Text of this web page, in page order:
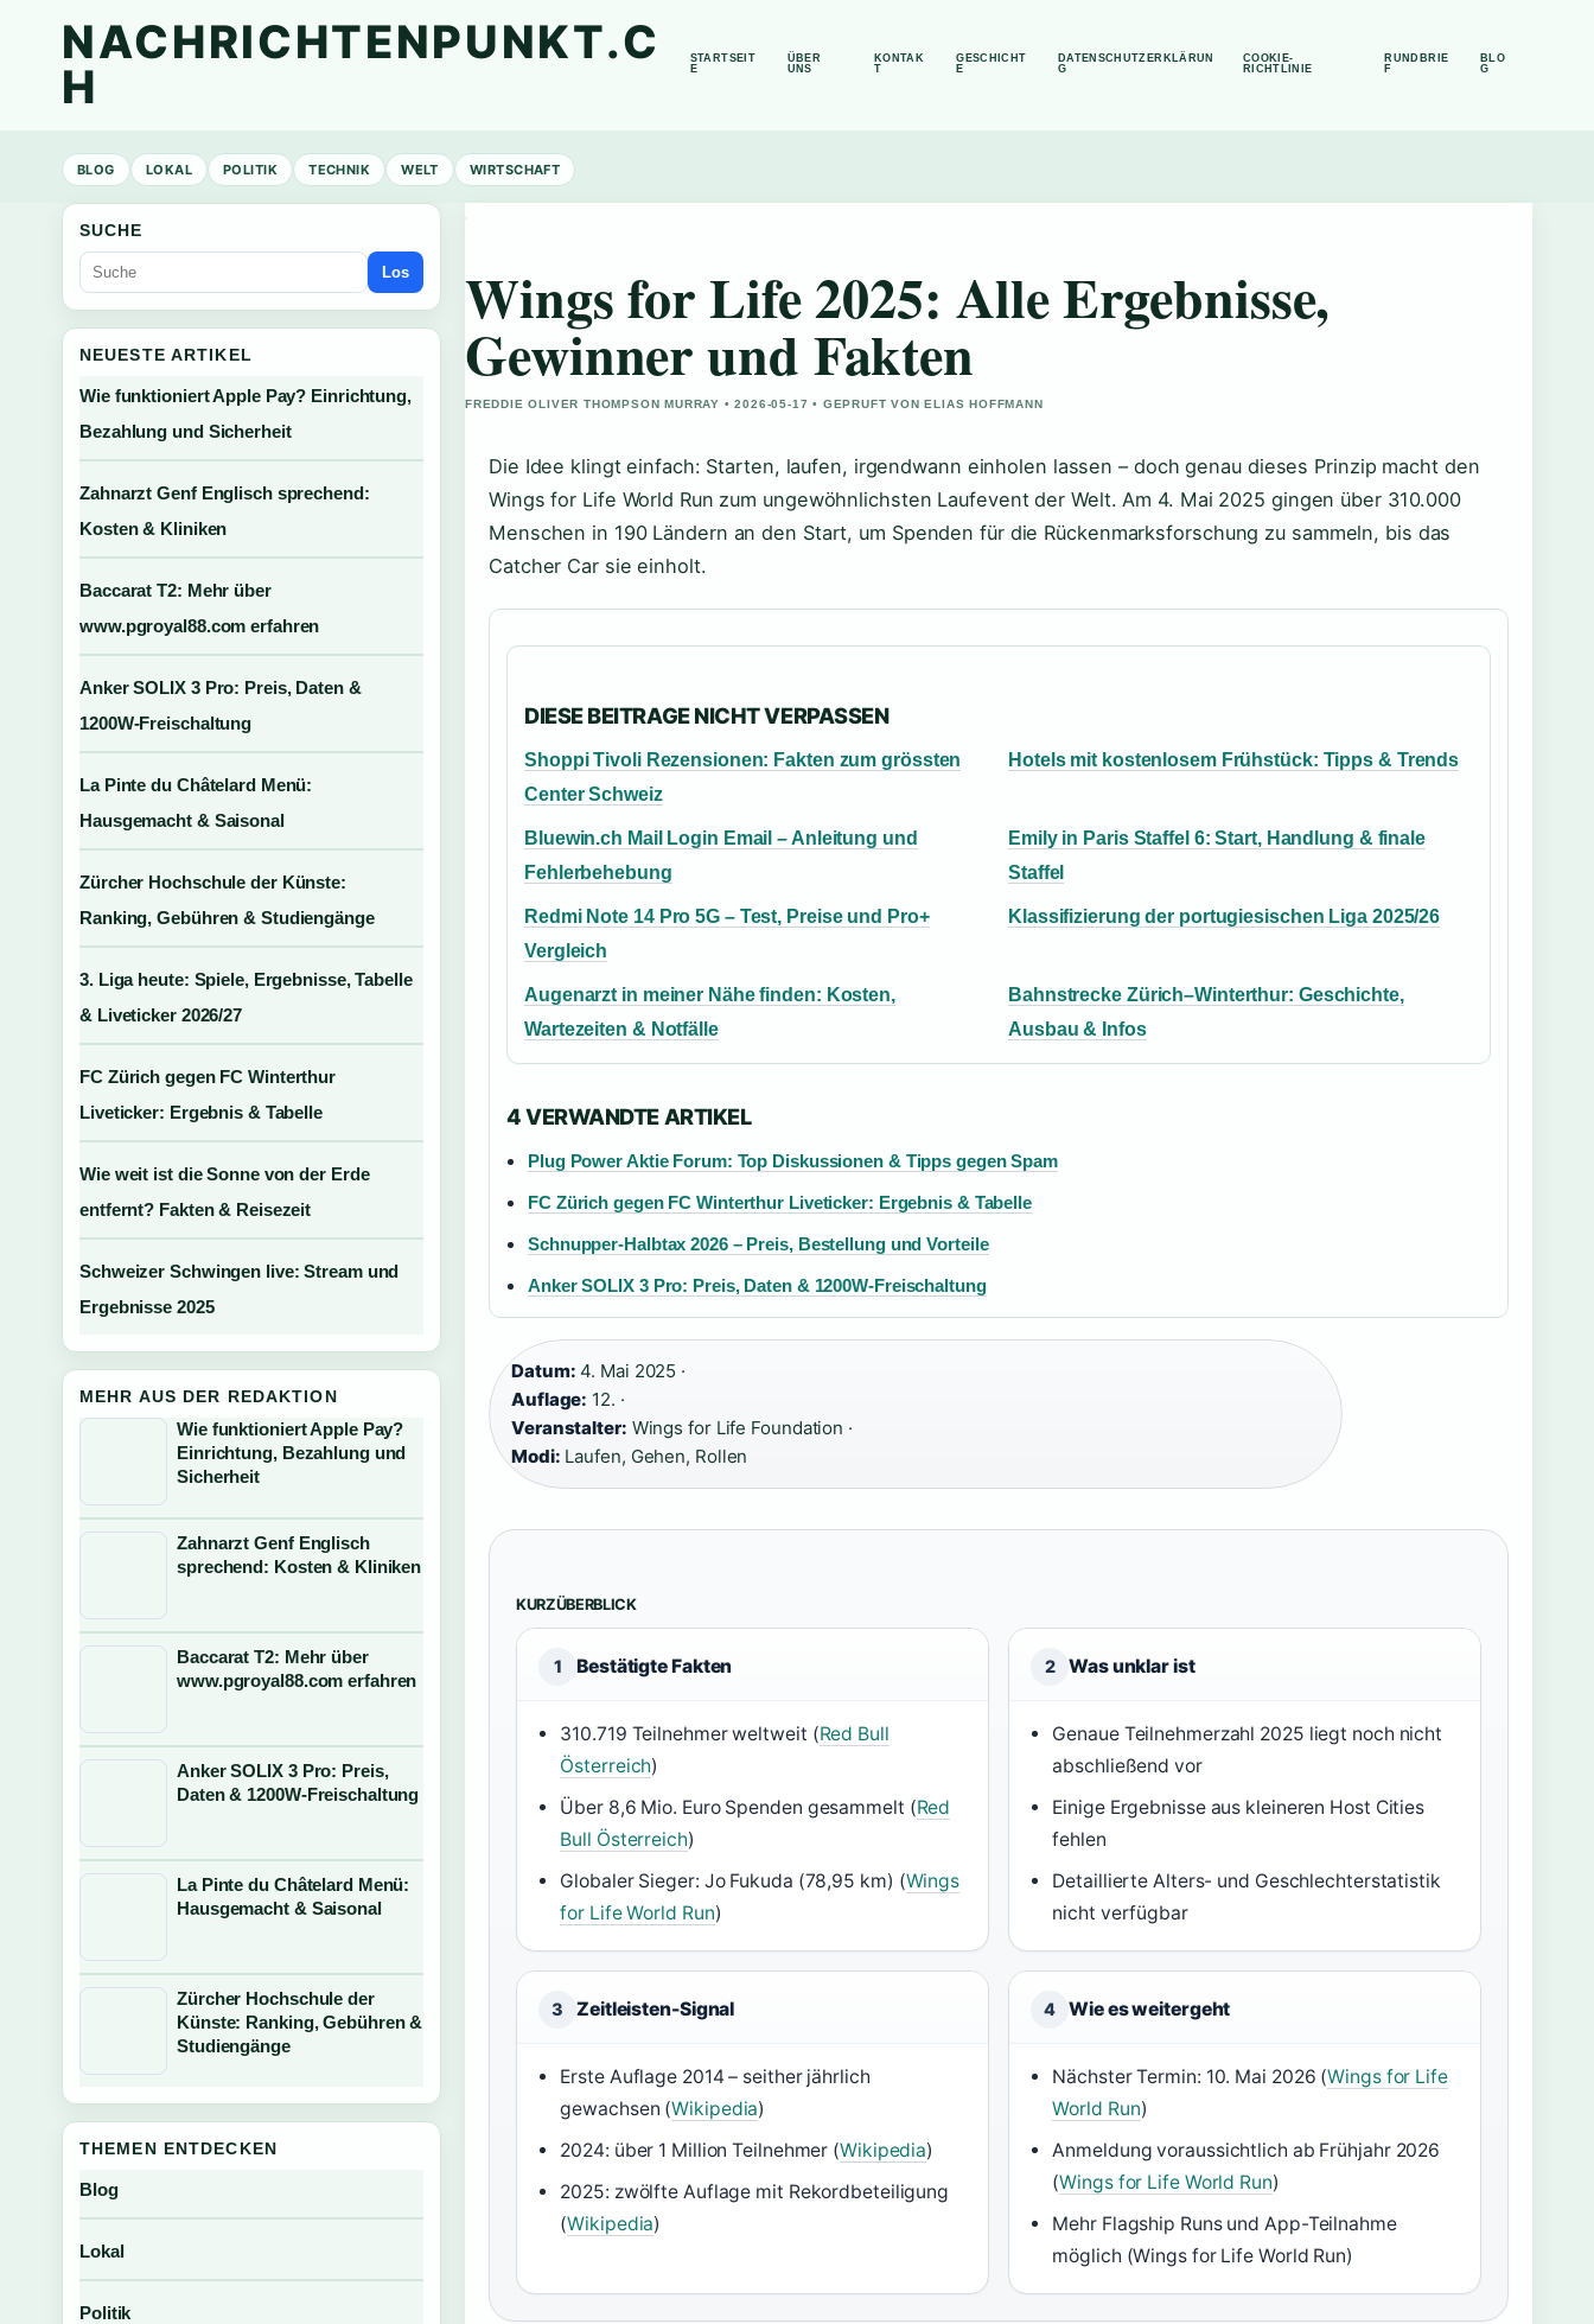
NACHRICHTENPUNKT.C
H
STARTSEIT
E
ÜBER
UNS
KONTAK
T
GESCHICHT
E
DATENSCHUTZERKLÄRUN
G
COOKIE-
RICHTLINIE
RUNDBRIE
F
BLO
G
BLOG LOKAL POLITIK TECHNIK WELT WIRTSCHAFT
Wings for Life 2025: Alle Ergebnisse,
Gewinner und Fakten
FREDDIE OLIVER THOMPSON MURRAY • 2026-05-17 • GEPRUFT VON ELIAS HOFFMANN
Die Idee klingt einfach: Starten, laufen, irgendwann einholen lassen – doch genau dieses Prinzip macht den
Wings for Life World Run zum ungewöhnlichsten Laufevent der Welt. Am 4. Mai 2025 gingen über 310.000
Menschen in 190 Ländern an den Start, um Spenden für die Rückenmarksforschung zu sammeln, bis das
Catcher Car sie einholt.
DIESE BEITRAGE NICHT VERPASSEN
Shoppi Tivoli Rezensionen: Fakten zum grössten
Center Schweiz
Hotels mit kostenlosem Frühstück: Tipps & Trends
Bluewin.ch Mail Login Email – Anleitung und
Fehlerbehebung
Emily in Paris Staffel 6: Start, Handlung & finale
Staffel
Redmi Note 14 Pro 5G – Test, Preise und Pro+
Vergleich
Klassifizierung der portugiesischen Liga 2025/26
Augenarzt in meiner Nähe finden: Kosten,
Wartezeiten & Notfälle
Bahnstrecke Zürich–Winterthur: Geschichte,
Ausbau & Infos
4 VERWANDTE ARTIKEL
Plug Power Aktie Forum: Top Diskussionen & Tipps gegen Spam
FC Zürich gegen FC Winterthur Liveticker: Ergebnis & Tabelle
Schnupper-Halbtax 2026 – Preis, Bestellung und Vorteile
Anker SOLIX 3 Pro: Preis, Daten & 1200W-Freischaltung
Datum: 4. Mai 2025 ·
Auflage: 12. ·
Veranstalter: Wings for Life Foundation ·
Modi: Laufen, Gehen, Rollen
KURZÜBERBLICK
1 Bestätigte Fakten
310.719 Teilnehmer weltweit (Red Bull
Österreich)
Über 8,6 Mio. Euro Spenden gesammelt (Red
Bull Österreich)
Globaler Sieger: Jo Fukuda (78,95 km) (Wings
for Life World Run)
2 Was unklar ist
Genaue Teilnehmerzahl 2025 liegt noch nicht
abschließend vor
Einige Ergebnisse aus kleineren Host Cities
fehlen
Detaillierte Alters- und Geschlechterstatistik
nicht verfügbar
3 Zeitleisten-Signal
Erste Auflage 2014 – seither jährlich
gewachsen (Wikipedia)
2024: über 1 Million Teilnehmer (Wikipedia)
2025: zwölfte Auflage mit Rekordbeteiligung
(Wikipedia)
4 Wie es weitergeht
Nächster Termin: 10. Mai 2026 (Wings for Life
World Run)
Anmeldung voraussichtlich ab Frühjahr 2026
(Wings for Life World Run)
Mehr Flagship Runs und App-Teilnahme
möglich (Wings for Life World Run)
SUCHE
Los
NEUESTE ARTIKEL
Wie funktioniert Apple Pay? Einrichtung,
Bezahlung und Sicherheit
Zahnarzt Genf Englisch sprechend:
Kosten & Kliniken
Baccarat T2: Mehr über
www.pgroyal88.com erfahren
Anker SOLIX 3 Pro: Preis, Daten &
1200W-Freischaltung
La Pinte du Châtelard Menü:
Hausgemacht & Saisonal
Zürcher Hochschule der Künste:
Ranking, Gebühren & Studiengänge
3. Liga heute: Spiele, Ergebnisse, Tabelle
& Liveticker 2026/27
FC Zürich gegen FC Winterthur
Liveticker: Ergebnis & Tabelle
Wie weit ist die Sonne von der Erde
entfernt? Fakten & Reisezeit
Schweizer Schwingen live: Stream und
Ergebnisse 2025
MEHR AUS DER REDAKTION
Wie funktioniert Apple Pay?
Einrichtung, Bezahlung und
Sicherheit
Zahnarzt Genf Englisch
sprechend: Kosten & Kliniken
Baccarat T2: Mehr über
www.pgroyal88.com erfahren
Anker SOLIX 3 Pro: Preis,
Daten & 1200W-Freischaltung
La Pinte du Châtelard Menü:
Hausgemacht & Saisonal
Zürcher Hochschule der
Künste: Ranking, Gebühren &
Studiengänge
THEMEN ENTDECKEN
Blog
Lokal
Politik